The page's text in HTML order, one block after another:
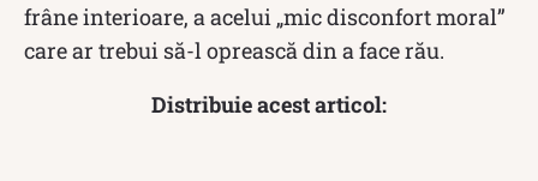
frâne interioare, a acelui „mic disconfort moral”
care ar trebui să-l oprească din a face rău.
Distribuie acest articol: